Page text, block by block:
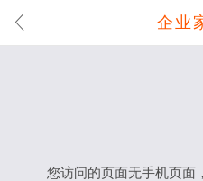
企业
您访问的页面无手机页面